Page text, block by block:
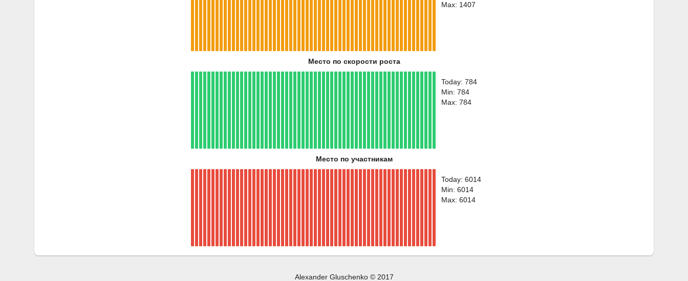
Max: 1407
Место по скорости роста
Today: 784
Min: 784
Max: 784
Место по участникам
Today: 6014
Min: 6014
Max: 6014
Alexander Gluschenko © 2017